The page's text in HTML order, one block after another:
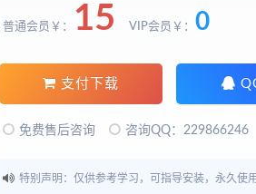
普通会员￥： 15 VIP会员￥： 0
支付下载
免费售后咨询 咨询QQ：229866246
特别声明：仅供参考学习，可指导安装，永久使